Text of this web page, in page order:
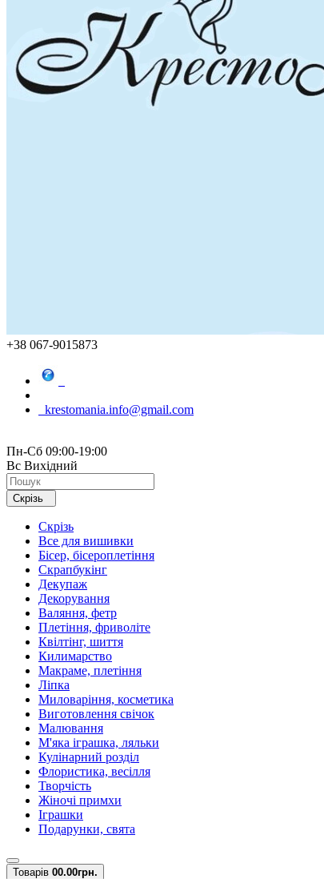
+38 067-9015873
krestomania.info@gmail.com
Пн-Сб 09:00-19:00
Вс Вихідний
Скрізь
Скрізь
Все для вишивки
Бісер, бісероплетіння
Скрапбукінг
Декупаж
Декорування
Валяння, фетр
Плетіння, фриволіте
Квілтінг, шиття
Килимарство
Макраме, плетіння
Ліпка
Миловаріння, косметика
Виготовлення свічок
Малювання
М'яка іграшка, ляльки
Кулінарний розділ
Флористика, весілля
Творчість
Жіночі примхи
Іграшки
Подарунки, свята
Товарів 00.00грн.